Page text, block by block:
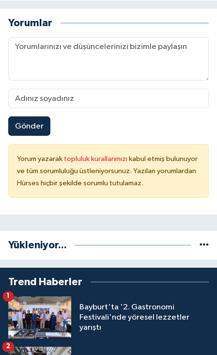
Yorumlar
Gönder
Yorum yazarak topluluk kurallarımızı kabul etmiş bulunuyor
ve tüm sorumluluğu üstleniyorsunuz. Yazılan yorumlardan
Hürses hiçbir şekilde sorumlu tutulamaz.
Yükleniyor...
Trend Haberler
Bayburt'ta '2. Gastronomi
Festivali'nde yöresel lezzetler
yarıştı
1
2